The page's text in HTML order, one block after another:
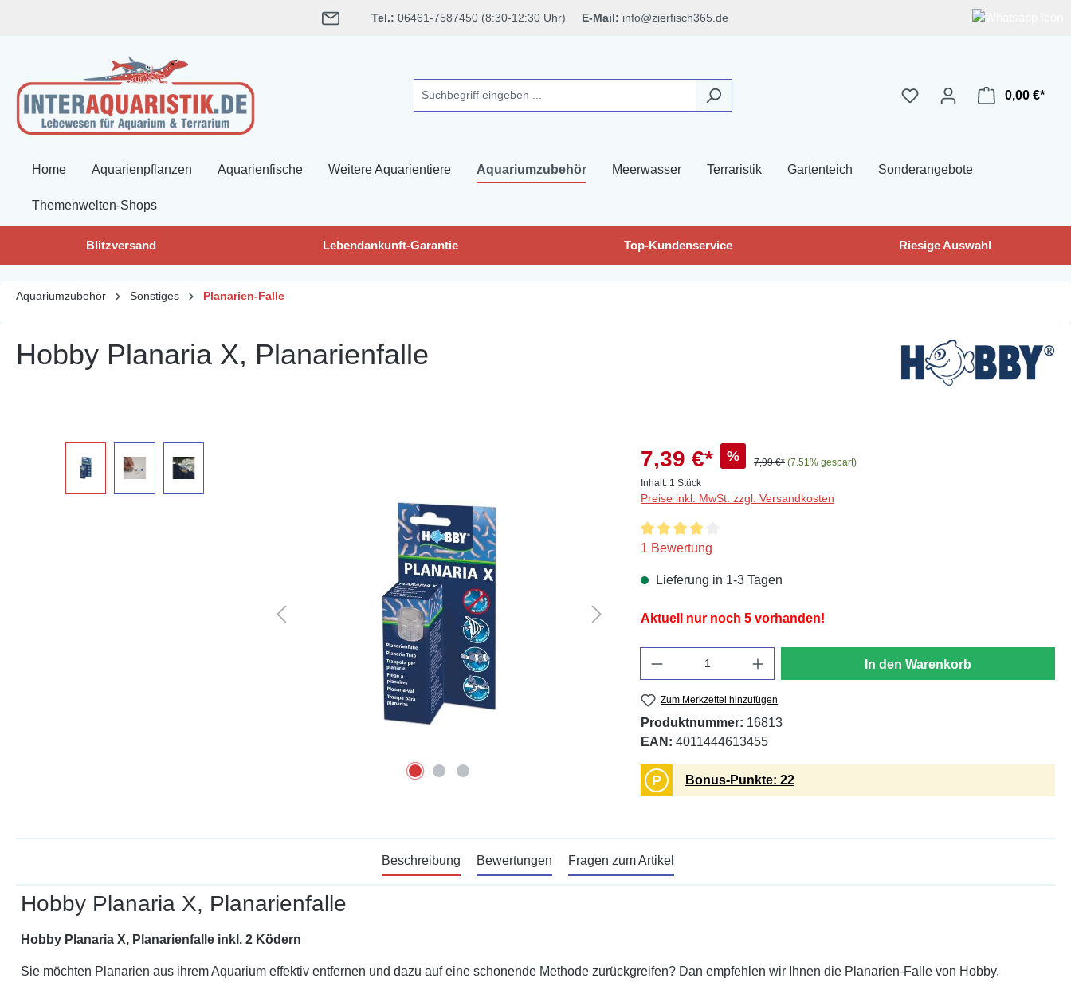
Tel.: 06461-7587450 (8:30-12:30 Uhr) E-Mail: info@zierfisch365.de
0,00 €*
Home Aquarienpflanzen Aquarienfische Weitere Aquarientiere Aquariumzubehör Meerwasser Terraristik Gartenteich Sonderangebote
Themenwelten-Shops
Blitzversand Lebendankunft-Garantie Top-Kundenservice Riesige Auswahl
Aquariumzubehör Sonstiges Planarien-Falle
Hobby Planaria X, Planarienfalle
7,39 €* % 7,99 €* (7.51% gespart)
Inhalt: 1 Stück
Preise inkl. MwSt. zzgl. Versandkosten
Durchschnittliche Bewertung von 4 von 5 Sternen
1 Bewertung
Lieferung in 1-3 Tagen
Aktuell nur noch 5 vorhanden!
In den Warenkorb
Zum Merkzettel hinzufügen
Produktnummer: 16813
EAN: 4011444613455
P Bonus-Punkte: 22
Beschreibung Bewertungen Fragen zum Artikel
Hobby Planaria X, Planarienfalle
Hobby Planaria X, Planarienfalle inkl. 2 Ködern
Sie möchten Planarien aus ihrem Aquarium effektiv entfernen und dazu auf eine schonende Methode zurückgreifen? Dan empfehlen wir Ihnen die Planarien-Falle von Hobby.